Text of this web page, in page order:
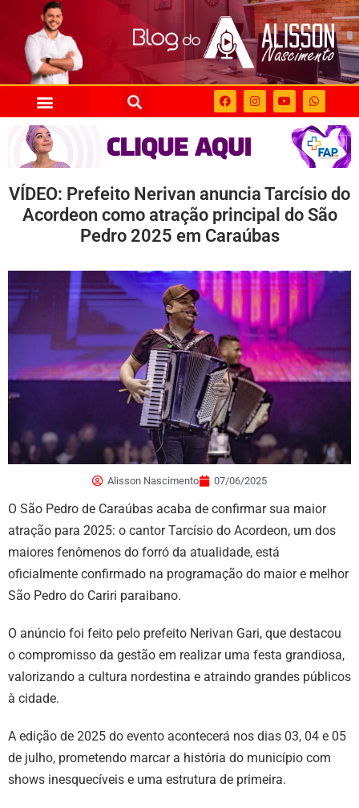
VÍDEO: Prefeito Nerivan anuncia Tarcísio do
Acordeon como atração principal do São
Pedro 2025 em Caraúbas
Alisson Nascimento 07/06/2025
O São Pedro de Caraúbas acaba de confirmar sua maior
atração para 2025: o cantor Tarcísio do Acordeon, um dos
maiores fenômenos do forró da atualidade, está
oficialmente confirmado na programação do maior e melhor
São Pedro do Cariri paraibano.
O anúncio foi feito pelo prefeito Nerivan Gari, que destacou
o compromisso da gestão em realizar uma festa grandiosa,
valorizando a cultura nordestina e atraindo grandes públicos
à cidade.
A edição de 2025 do evento acontecerá nos dias 03, 04 e 05
de julho, prometendo marcar a história do município com
shows inesquecíveis e uma estrutura de primeira.